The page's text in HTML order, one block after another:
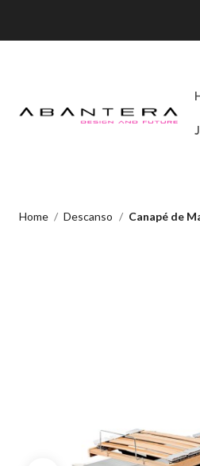
Home Descanso Canapé de